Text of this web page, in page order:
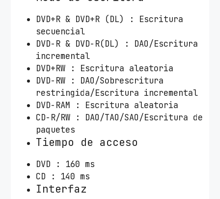
DVD+R & DVD+R (DL) : Escritura
secuencial
DVD-R & DVD-R(DL) : DAO/Escritura
incremental
DVD+RW : Escritura aleatoria
DVD-RW : DAO/Sobrescritura
restringida/Escritura incremental
DVD-RAM : Escritura aleatoria
CD-R/RW : DAO/TAO/SAO/Escritura de
paquetes
Tiempo de acceso
DVD : 160 ms
CD : 140 ms
Interfaz